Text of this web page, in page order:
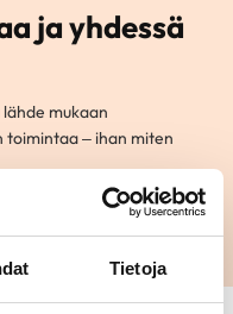
Tietoja
ja yhdessä
mukaan
toimintaa – ihan miten